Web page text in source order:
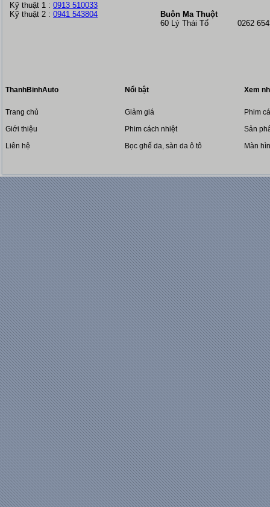
Kỹ thuật 1 : 0913 510033
Kỹ thuật 2 : 0941 543804
Buôn Ma Thuột
60 Lý Thái Tổ 0262
ThanhBinhAuto
Trang chủ
Giới thiệu
Liên hệ
Nổi bật
Giảm giá
Phim cách nhiệt
Bọc ghế da, sàn da ô tô
Xem
Phim
Sản
Màn